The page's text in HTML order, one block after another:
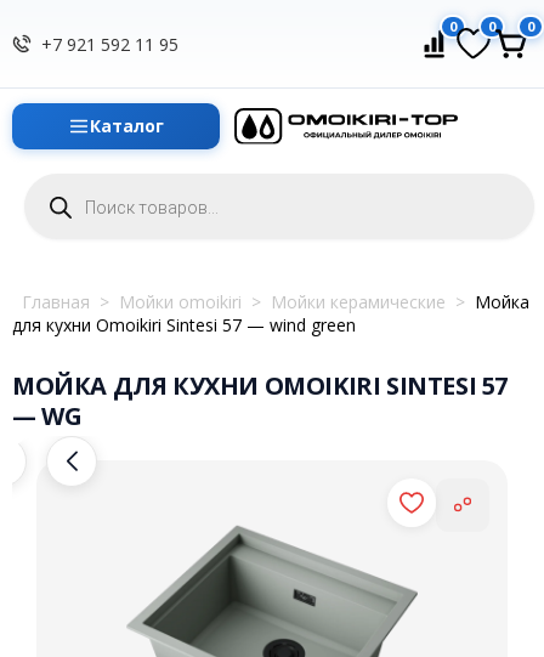
+7 921 592 11 95
0 0 0
Каталог
товаров
Главная > Мойки omoikiri > Мойки керамические > Мойка
для кухни Omoikiri Sintesi 57 — wind green
МОЙКА ДЛЯ КУХНИ OMOIKIRI SINTESI 57
— WG